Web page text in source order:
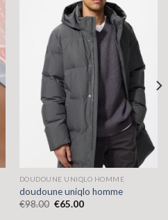
DOUDOUNE UNIQLO HOMME
doudoune uniqlo homme
€98.00 €65.00